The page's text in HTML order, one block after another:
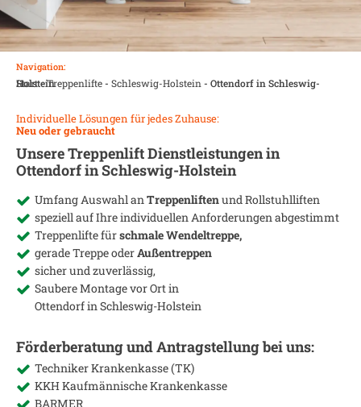
Navigation:
Start-Treppenlifte- Schleswig-Holstein -
Ottendorf in Schleswig-Holstein
Individuelle Lösungen für jedes Zuhause:
Neu oder gebraucht
Unsere Treppenlift Dienstleistungen in
Ottendorf in Schleswig-Holstein
Umfang Auswahl anTreppenliftenund Rollstuhlliften
speziell auf Ihre individuellen Anforderungen abgestimmt
Treppenlifte fürschmale Wendeltreppe,
gerade Treppe oderAußentreppen
sicher und zuverlässig,
Saubere Montage vor Ort in
Ottendorf in Schleswig-Holstein
Förderberatung und Antragstellung bei uns:
Techniker Krankenkasse (TK)
KKH Kaufmännische Krankenkasse
BARMER